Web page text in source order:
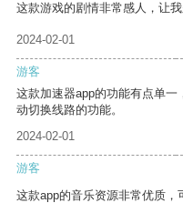
这款游戏的剧情非常感人，让我
2024-02-01
游客
这款加速器app的功能有点单一
动切换线路的功能。
2024-02-01
游客
这款app的音乐资源非常优质，